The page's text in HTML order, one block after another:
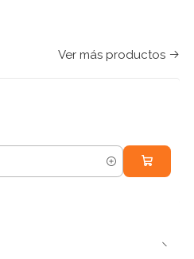
Ver más productos